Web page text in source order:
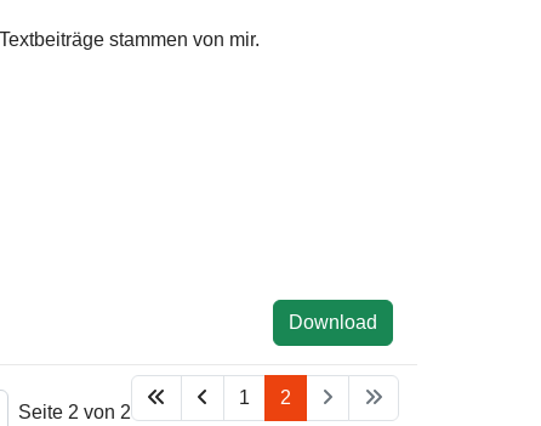
stammen von mir.
Download
Seite 2 von 2
1 2